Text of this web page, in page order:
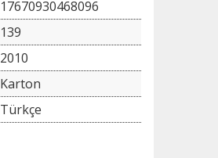
17670930468096
139
2010
Karton
Türkçe